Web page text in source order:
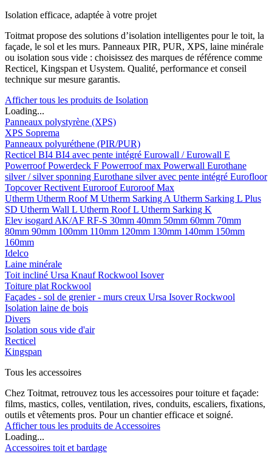
Isolation efficace, adaptée à votre projet
Toitmat propose des solutions d’isolation intelligentes pour le toit, la
façade, le sol et les murs. Panneaux PIR, PUR, XPS, laine minérale
ou isolation sous vide : choisissez des marques de référence comme
Recticel, Kingspan et Usystem. Qualité, performance et conseil
technique sur mesure garantis.
Afficher tous les produits de Isolation
Loading...
Panneaux polystyrène (XPS)
XPS Soprema
Panneaux polyuréthene (PIR/PUR)
Recticel BI4 BI4 avec pente intégré Eurowall / Eurowall E
PowerroofPowerdeck F Powerroof max Powerwall Eurothane
silver / silver sponning Eurothane silver avec pente intégré Eurofloor
TopcoverRectivent EuroroofEuroroof Max
Utherm Utherm Roof M Utherm Sarking A Utherm Sarking L Plus
SD Utherm Wall L Utherm Roof L Utherm Sarking K
Elev isogard AK/AF RF-S 30mm 40mm 50mm 60mm 70mm
80mm 90mm 100mm 110mm 120mm 130mm 140mm 150mm
160mm
Idelco
Laine minérale
Toit incliné Ursa KnaufRockwool Isover
Toiture plat Rockwool
Façades - sol de grenier - murs creux Ursa IsoverRockwool
Isolation laine de bois
Divers
Isolation sous vide d'air
Recticel
Kingspan
Tous les accessoires
Chez Toitmat, retrouvez tous les accessoires pour toiture et façade:
films, mastics, colles, ventilation, rives, conduits, escaliers, fixations,
outils et vêtements pros. Pour un chantier efficace et soigné.
Afficher tous les produits de Accessoires
Loading...
Accessoires toit et bardage